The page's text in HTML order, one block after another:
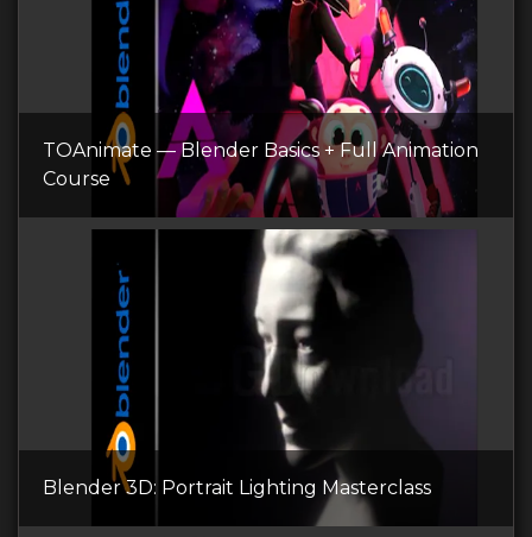
TOAnimate — Blender Basics + Full Animation
Course
Blender 3D: Portrait Lighting Masterclass